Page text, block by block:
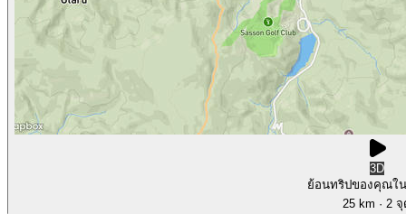
3D
ย้อนทริปของคุณใ
25 km · 2